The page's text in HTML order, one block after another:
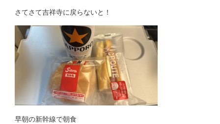
さてさて吉祥寺に戻らないと！
早朝の新幹線で朝食